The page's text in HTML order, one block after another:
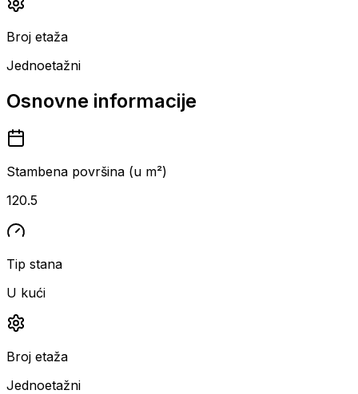
Broj etaža
Jednoetažni
Osnovne informacije
Stambena površina (u m²)
120.5
Tip stana
U kući
Broj etaža
Jednoetažni